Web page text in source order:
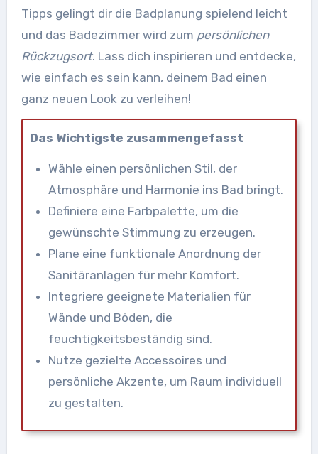
Tipps gelingt dir die Badplanung spielend leicht
und das Badezimmer wird zum persönlichen
Rückzugsort. Lass dich inspirieren und entdecke,
wie einfach es sein kann, deinem Bad einen
ganz neuen Look zu verleihen!
Das Wichtigste zusammengefasst
Wähle einen persönlichen Stil, der
Atmosphäre und Harmonie ins Bad bringt.
Definiere eine Farbpalette, um die
gewünschte Stimmung zu erzeugen.
Plane eine funktionale Anordnung der
Sanitäranlagen für mehr Komfort.
Integriere geeignete Materialien für
Wände und Böden, die
feuchtigkeitsbeständig sind.
Nutze gezielte Accessoires und
persönliche Akzente, um Raum individuell
zu gestalten.